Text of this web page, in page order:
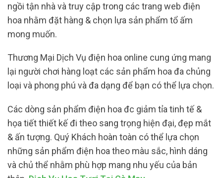
ngồi tận nhà và truy cập trong các trang web điện
hoa nhằm đặt hàng & chọn lựa sản phẩm tổ ấm
mong muốn.
Thương Mại Dịch Vụ điện hoa online cung ứng mang
lại người chơi hàng loạt các sản phẩm hoa đa chủng
loại và phong phú và đa dạng để bạn có thể lựa chọn.
Các dòng sản phẩm điện hoa đc giảm tỉa tinh tế &
họa tiết thiết kế đi theo sang trọng hiện đại, đẹp mắt
& ấn tượng. Quý Khách hoàn toàn có thể lựa chọn
những sản phẩm điện hoa theo màu sắc, hình dáng
và chủ thể nhằm phù hợp mang nhu yếu của bản